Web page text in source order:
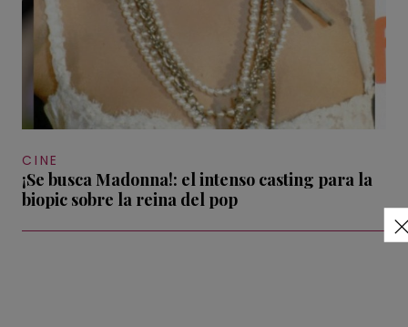
CINE
¡Se busca Madonna!: el intenso casting para la
biopic sobre la reina del pop